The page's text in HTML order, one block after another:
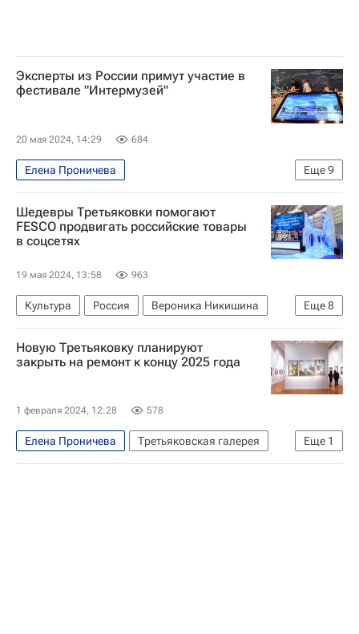
Эксперты из России примут участие в
фестивале "Интермузей"
20 мая 2024, 14:29 684
Еще9
Елена Проничева
Музейные маршруты России
Россия
Москва
Египет
Михаил Пиотровский
Алексей Левыкин
Государственный Эрмитаж
Шедевры Третьяковки помогают
FESCO продвигать российские товары
в соцсетях
19 мая 2024, 13:58 963
Еще8
Культура Россия
Вероника Никишина
Иван Шишкин
Иван Крамской
Абрау-Дюрсо
Третьяковская галерея
Новую Третьяковку планируют
закрыть на ремонт к концу 2025 года
1 февраля 2024, 12:28 578
Еще 1
Елена Проничева
Третьяковская галерея
Москва